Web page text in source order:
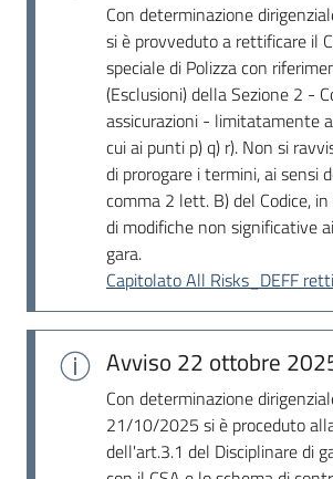
Con determinazione
si è provveduto a rettificare il
speciale di Polizza con
(Esclusioni) della Sezione 2 -
assicurazioni - limitatamente
cui ai punti p) q) r). Non si
di prorogare i termini, ai sensi
comma 2 lett. B) del Codice,
di modifiche non significative
gara.
Capitolato All Risks_DEFF
Avviso 22 ottobre
Con determinazione
21/10/2025 si è proceduto
dell'art.3.1 del Disciplinare di